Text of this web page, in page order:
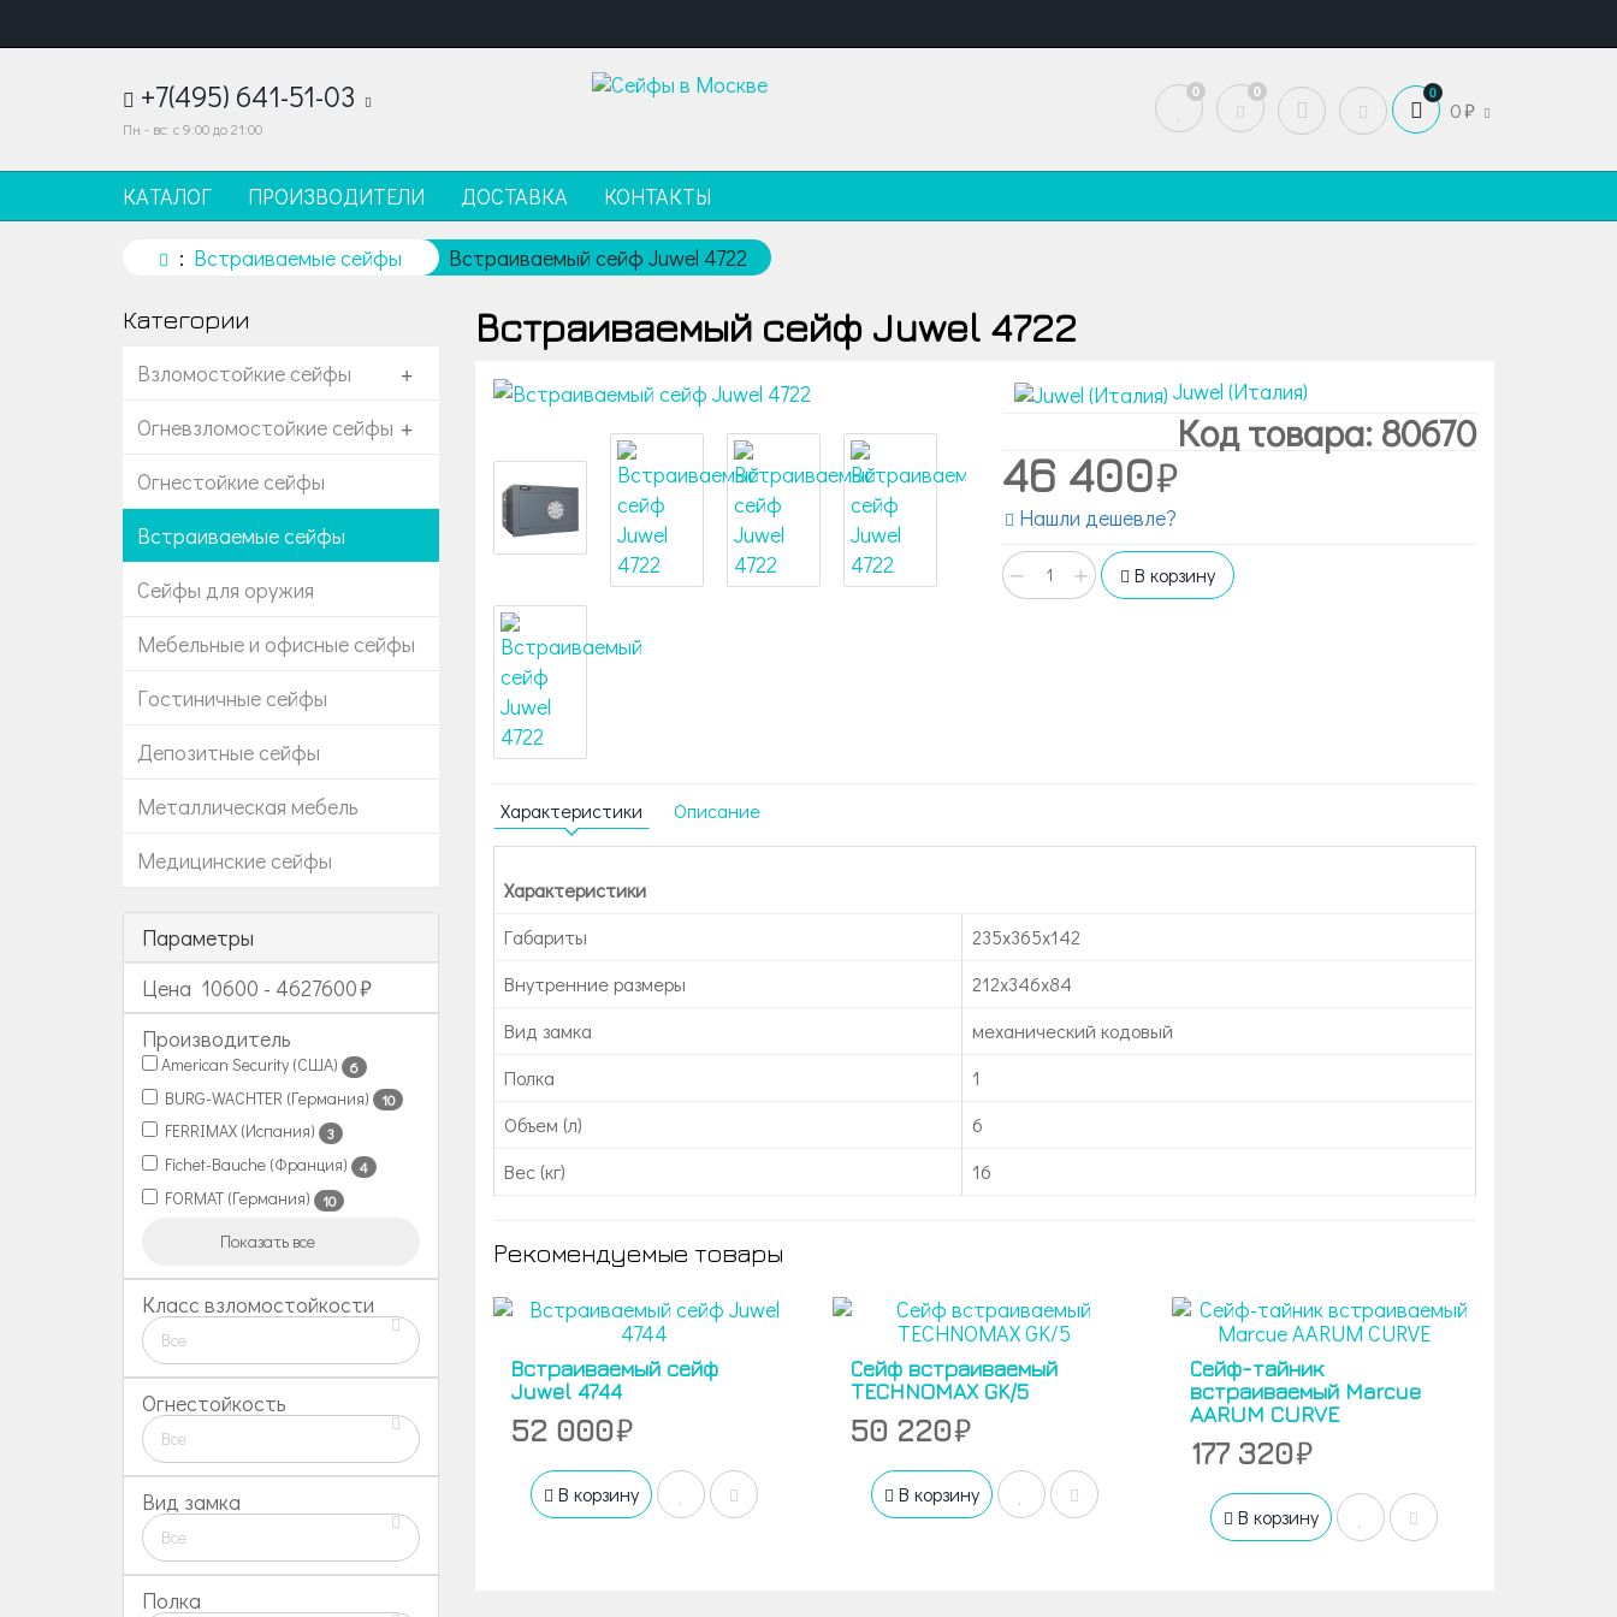
+7(495) 641-51-03
Пн - вс: с 9:00 до 21:00
0 0 0
0
КАТАЛОГ ПРОИЗВОДИТЕЛИ ДОСТАВКА КОНТАКТЫ
Встраиваемые сейфы Встраиваемый сейф Juwel 4722
Категории
Взломостойкие сейфы +
Огневзломостойкие сейфы +
Огнестойкие сейфы
Встраиваемые сейфы
Сейфы для оружия
Мебельные и офисные сейфы
Гостиничные сейфы
Депозитные сейфы
Металлическая мебель
Медицинские сейфы
Параметры
Цена 10600 - 4627600
Производитель
American Security (США) 6
BURG-WACHTER (Германия) 10
FERRIMAX (Испания) 3
Fichet-Bauche (Франция) 4
FORMAT (Германия) 10
Показать все
Класс взломостойкости
Все
Огнестойкость
Все
Вид замка
Все
Полка
Встраиваемый сейф Juwel 4722
Juwel (Италия)
Код товара: 80670
46 400
Нашли дешевле?
− + В корзину
Характеристики Описание
Характеристики
Габариты
235x365x142
Внутренние размеры
212x346x84
Вид замка
механический кодовый
Полка
1
Объем (л)
6
Вес (кг)
16
Рекомендуемые товары
Встраиваемый сейф
Juwel 4744
52 000
В корзину
Сейф встраиваемый
TECHNOMAX GK/5
50 220
В корзину
Сейф-тайник
встраиваемый Marcue
AARUM CURVE
177 320
В корзину